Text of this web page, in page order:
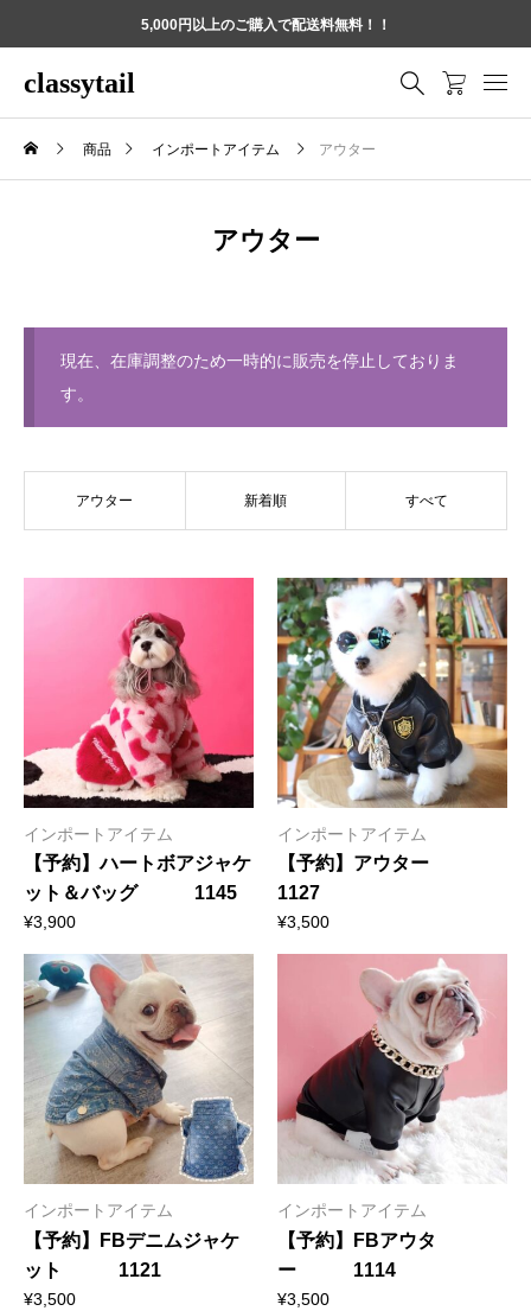
5,000円以上のご購入で配送料無料！！
classytail
商品 インポートアイテム アウター
アウター
現在、在庫調整のため一時的に販売を停止しておりま
す。
アウター 新着順 すべて
インポートアイテム
【予約】ハートボアジャケ
ット＆バッグ 1145
¥3,900
インポートアイテム
【予約】アウター
1127
¥3,500
インポートアイテム
【予約】FBデニムジャケ
ット 1121
¥3,500
インポートアイテム
【予約】FBアウタ
ー 1114
¥3,500